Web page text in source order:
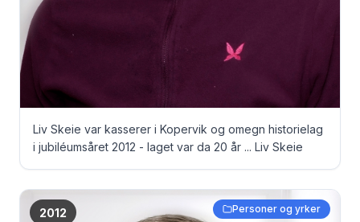
Liv Skeie var kasserer i Kopervik og omegn historielag
i jubiléumsåret 2012 - laget var da 20 år ... Liv Skeie
2012 Personer og yrker